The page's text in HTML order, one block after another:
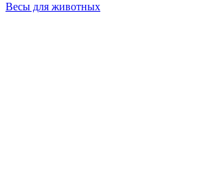
Весы для животных